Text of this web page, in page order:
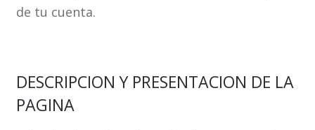
de tu cuenta.
DESCRIPCION Y PRESENTACION DE LA
PAGINA